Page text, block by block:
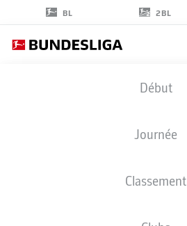
BL 2BL
Début
Journée
Classement
SAMBI LOKONGA